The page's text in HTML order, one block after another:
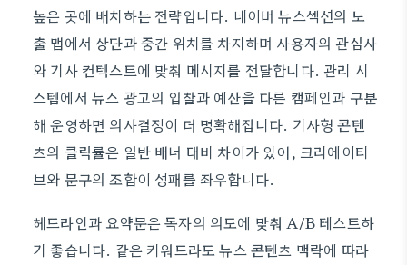
높은 곳에 배치하는 전략입니다. 네이버 뉴스섹션의 노
출 맵에서 상단과 중간 위치를 차지하며 사용자의 관심사
와 기사 컨텍스트에 맞춰 메시지를 전달합니다. 관리 시
스템에서 뉴스 광고의 입찰과 예산을 다른 캠페인과 구분
해 운영하면 의사결정이 더 명확해집니다. 기사형 콘텐
츠의 클릭률은 일반 배너 대비 차이가 있어, 크리에이티
브와 문구의 조합이 성패를 좌우합니다.
헤드라인과 요약문은 독자의 의도에 맞춰 A/B 테스트하
기 좋습니다. 같은 키워드라도 뉴스 콘텐츠 맥락에 따라